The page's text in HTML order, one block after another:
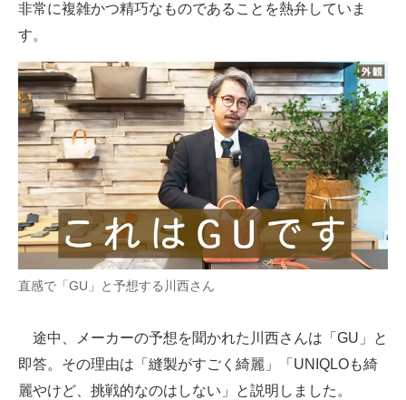
非常に複雑かつ精巧なものであることを熱弁していま
す。
直感で「GU」と予想する川西さん
途中、メーカーの予想を聞かれた川西さんは「GU」と
即答。その理由は「縫製がすごく綺麗」「UNIQLOも綺
麗やけど、挑戦的なのはしない」と説明しました。